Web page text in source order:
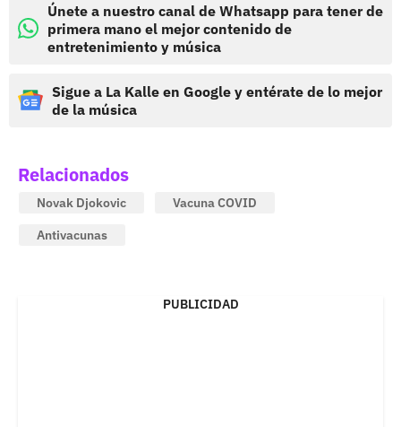
Únete a nuestro canal de Whatsapp para tener de
primera mano el mejor contenido de
entretenimiento y música
Sigue a La Kalle en Google y entérate de lo mejor
de la música
Relacionados
Novak Djokovic
Vacuna COVID
Antivacunas
PUBLICIDAD